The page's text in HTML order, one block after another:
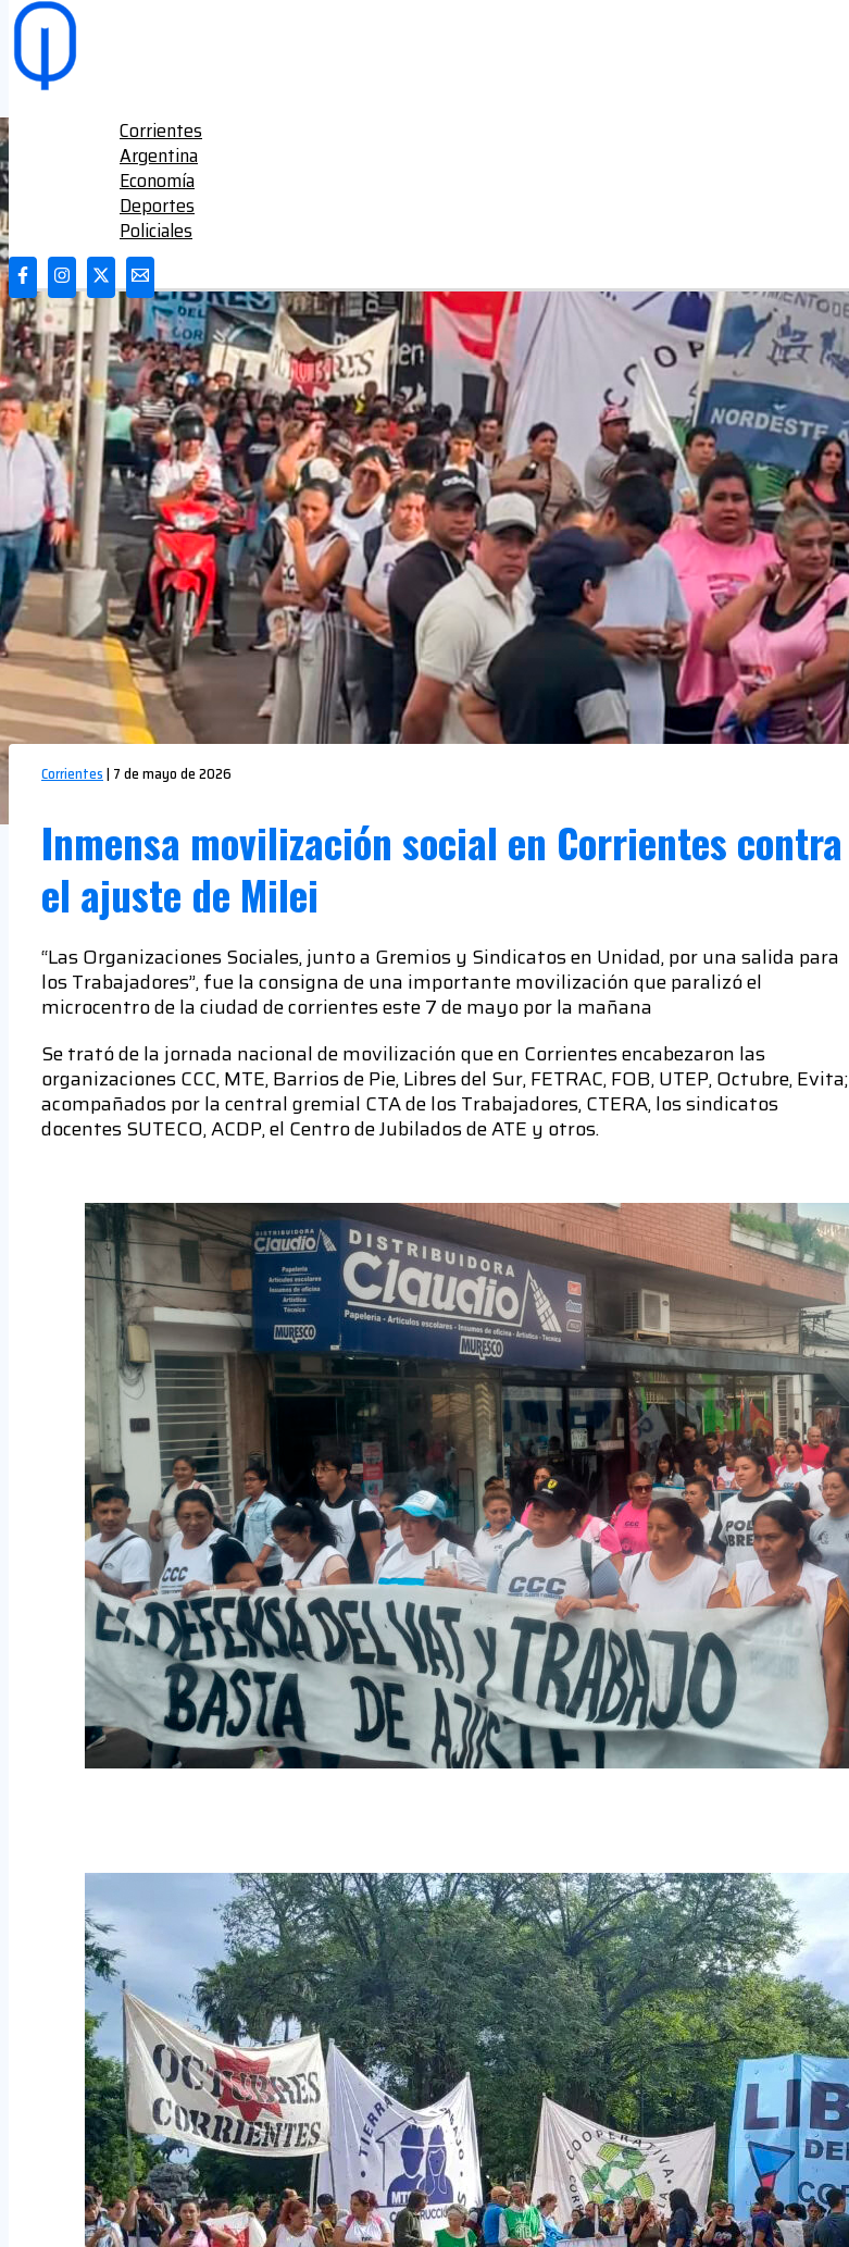
Ir al contenido
Corrientes
Argentina
Economía
Deportes
Policiales
Corrientes| 7 de mayo de 2026
Inmensa movilización social en Corrientes contra
el ajuste de Milei
“Las Organizaciones Sociales, junto a Gremios y Sindicatos en Unidad, por una salida para
los Trabajadores”, fue la consigna de una importante movilización que paralizó el
microcentro de la ciudad de corrientes este 7 de mayo por la mañana
Se trató de la jornada nacional de movilización que en Corrientes encabezaron las
organizaciones CCC, MTE, Barrios de Pie, Libres del Sur, FETRAC, FOB, UTEP, Octubre, Evita;
acompañados por la central gremial CTA de los Trabajadores, CTERA, los sindicatos
docentes SUTECO, ACDP, el Centro de Jubilados de ATE y otros.